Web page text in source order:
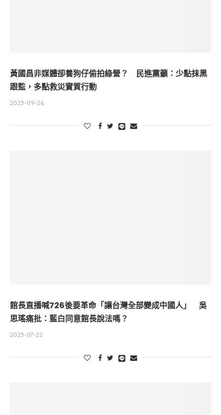
黃國昌非媒體卻養狗仔偷拍綠營？ 民進黨籲：少點抹黑
跟監，多點救災實質行動
2025-09-26
館長直播喊726後要革命「讓台灣全部變成中國人」 吳
思瑤痛批：藍白同意館長說法嗎？
2025-07-22